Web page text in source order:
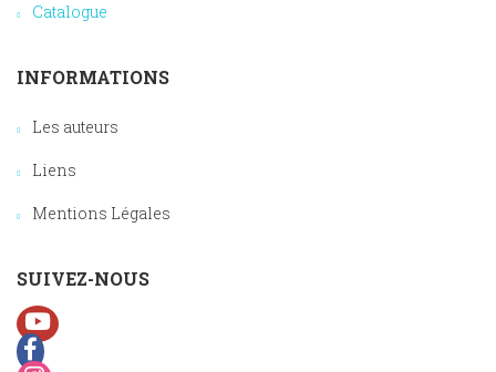
Catalogue
INFORMATIONS
Les auteurs
Liens
Mentions Légales
SUIVEZ-NOUS